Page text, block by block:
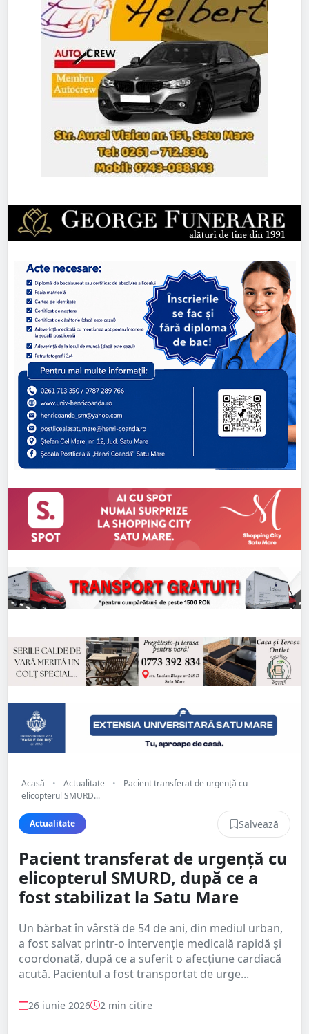
Acasă • Actualitate •
Pacient transferat de urgență cu
elicopterul SMURD...
Actualitate Salvează
Pacient transferat de urgență cu
elicopterul SMURD, după ce a
fost stabilizat la Satu Mare
Un bărbat în vârstă de 54 de ani, din mediul urban,
a fost salvat printr-o intervenție medicală rapidă și
coordonată, după ce a suferit o afecțiune cardiacă
acută. Pacientul a fost transportat de urge...
26 iunie 2026 2 min citire